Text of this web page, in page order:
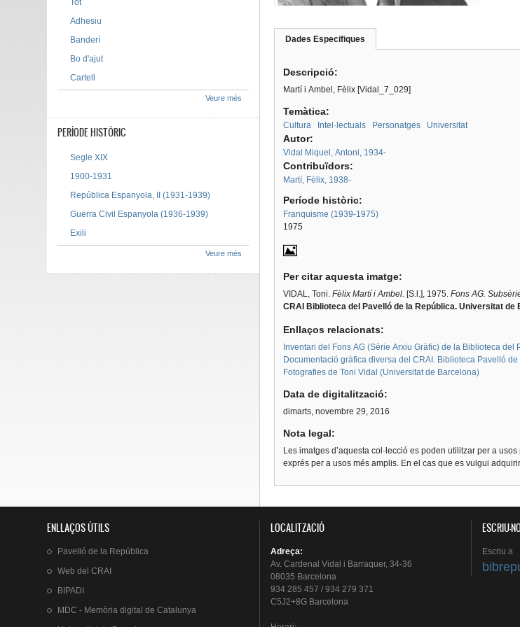
Dades Especifiques
activa)
Descripció:
Martí i Ambel, Fèlix [Vidal_7_029]
Temàtica:
Cultura Intel·lectuals Personatges Universitat
Autor:
Vidal Miquel, Antoni, 1934-
Contribuïdors:
Martí, Fèlix, 1938-
Període històric:
Franquisme (1939-1975)
1975
Per citar aquesta imatge:
VIDAL, Toni.Fèlix Martí i Ambel. [S.l.], 1975.Fons AG.
CRAI Biblioteca del Pavelló de la República. Universitat de
Enllaços relacionats:
Inventari del Fons AG (Sèrie Arxiu Gràfic) de la Biblioteca del
Documentació gràfica diversa del CRAI. Biblioteca Pavelló
Fotografies de Toni Vidal (Universitat de Barcelona)
Data de digitalització:
dimarts, novembre 29, 2016
Nota legal:
Les imatges d’aquesta col·lecció es poden utilitzar per a
exprés per a usos més amplis. En el cas que es vulgui
Tot
Adhesiu
Banderí
Bo d'ajut
Cartell
Veure més
PERÍODE HISTÒRIC
Segle XIX
1900-1931
República Espanyola, II (1931-1939)
Guerra Civil Espanyola (1936-1939)
Exili
Veure més
ENLLAÇOS ÚTILS
Pavelló de la República
Web delCRAI
BIPADI
MDC - Memòria digital de Catalunya
LOCALITZACIÓ
Adreça:
Av. Cardenal Vidal i Barraquer, 34-36
08035 Barcelona
934 285 457 / 934 279 371
C5J2+8G Barcelona
ESCRIU-
Escriu a